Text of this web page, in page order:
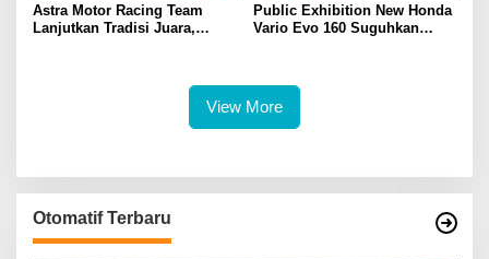
Astra Motor Racing Team
Lanjutkan Tradisi Juara,
Public Exhibition New Honda
Vario Evo 160 Suguhkan
View More
Otomatif Terbaru